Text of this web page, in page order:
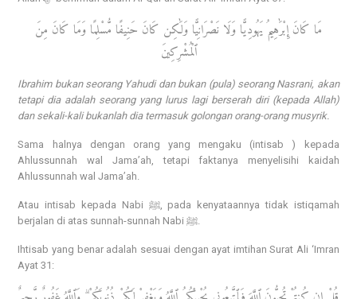
مَا كَانَ إِبْرَٰهِيمُ يَهُودِيًّا وَلَا نَصْرَانِيًّا وَلَٰكِن كَانَ حَنِيفًا مُّسْلِمًا وَمَا كَانَ مِنَ
ٱلْمُشْرِكِينَ
Ibrahim bukan seorang Yahudi dan bukan (pula) seorang Nasrani, akan
tetapi dia adalah seorang yang lurus lagi berserah diri (kepada Allah)
dan sekali-kali bukanlah dia termasuk golongan orang-orang musyrik.
Sama halnya dengan orang yang mengaku (intisab ) kepada
Ahlussunnah wal Jama’ah, tetapi faktanya menyelisihi kaidah
Ahlussunnah wal Jama’ah.
Atau intisab kepada Nabi ﷺ, pada kenyataannya tidak istiqamah
Ihtisab yang benar adalah sesuai dengan ayat imtihan Surat Ali ‘Imran
Ayat 31: